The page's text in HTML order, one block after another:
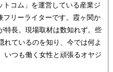
トコム」を運営している産業ジ
フリーライターです。霞ヶ関か
特長。現場取材は数知れず。些
れているのを知り、今では何よ
いつも働く女性と頑張るオヤジ